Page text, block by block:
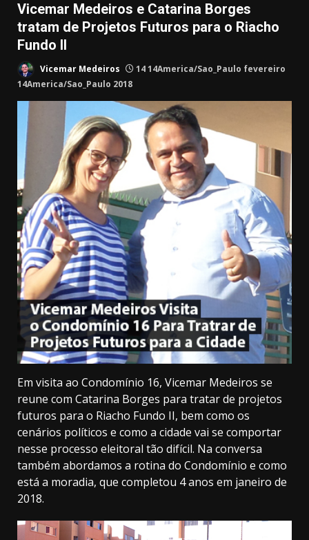
Vicemar Medeiros e Catarina Borges
tratam de Projetos Futuros para o Riacho
Fundo II
Vicemar Medeiros
14 14America/Sao_Paulo fevereiro
14America/Sao_Paulo 2018
Em visita ao Condomínio 16, Vicemar Medeiros se
reune com Catarina Borges para tratar de projetos
futuros para o Riacho Fundo II, bem como os
cenários políticos e como a cidade vai se comportar
nesse processo eleitoral tão difícil. Na conversa
também abordamos a rotina do Condomínio e como
está a moradia, que completou 4 anos em janeiro de
2018.